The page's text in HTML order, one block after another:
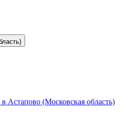
Астапово (Московская область)